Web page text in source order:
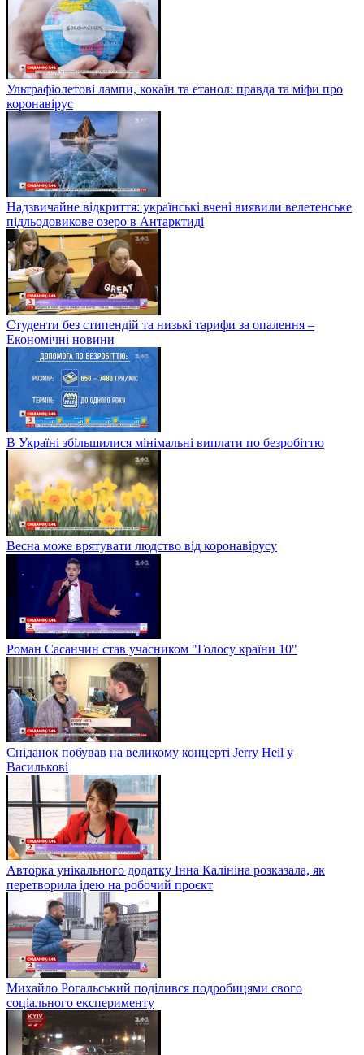
Ультрафіолетові лампи, кокаїн та етанол: правда та міфи про
коронавірус
Надзвичайне відкриття: українські вчені виявили велетенське
підльодовикове озеро в Антарктиді
Студенти без стипендій та низькі тарифи за опалення –
Економічні новини
В Україні збільшилися мінімальні виплати по безробіттю
Весна може врятувати людство від коронавірусу
Роман Сасанчин став учасником "Голосу країни 10"
Сніданок побував на великому концерті Jerry Heil у
Василькові
Авторка унікального додатку Інна Калініна розказала, як
перетворила ідею на робочий проєкт
Михайло Рогальський поділився подробицями свого
соціального експерименту